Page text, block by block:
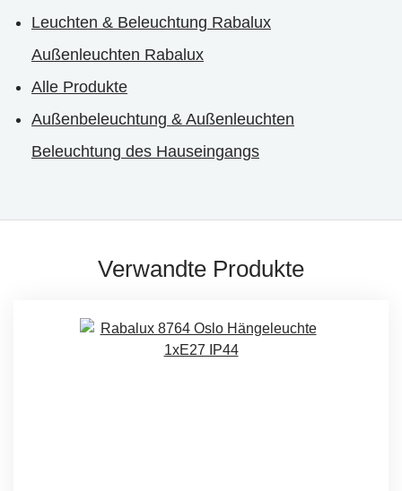
Leuchten & Beleuchtung Rabalux
Außenleuchten Rabalux
Alle Produkte
Außenbeleuchtung & Außenleuchten
Beleuchtung des Hauseingangs
Verwandte Produkte